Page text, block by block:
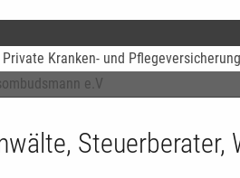
Kranken- und Pflegeversicherung
e.V